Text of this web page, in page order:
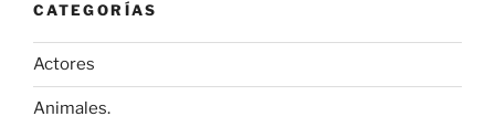
CATEGORÍAS
Actores
Animales.